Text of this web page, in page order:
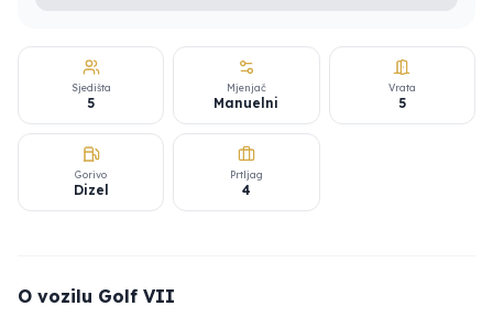
Sjedišta
5
Mjenjač
Manuelni
Vrata
5
Gorivo
Dizel
Prtljag
4
O vozilu Golf VII